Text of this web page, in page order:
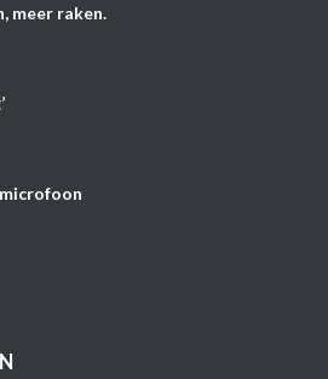
meer raken.